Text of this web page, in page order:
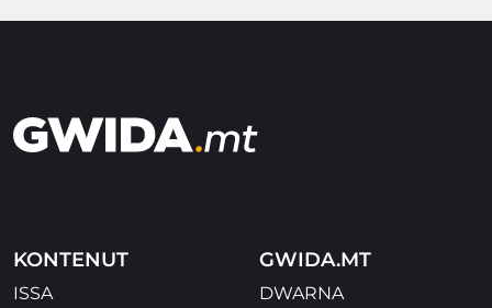
KONTENUT
ISSA
GWIDA.MT
DWARNA